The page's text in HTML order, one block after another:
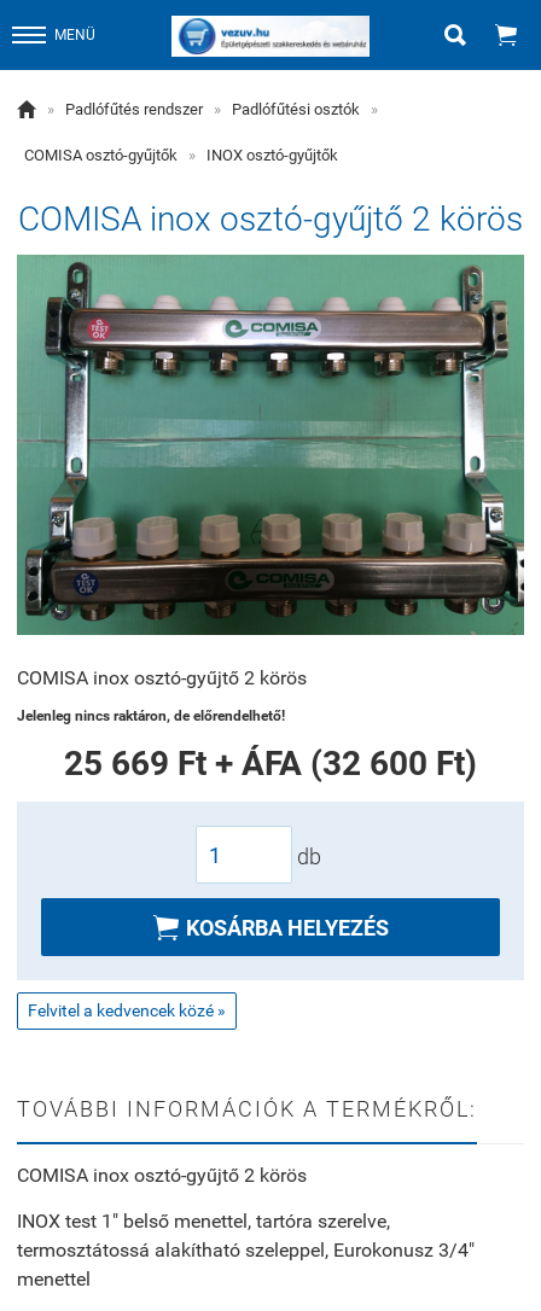
MENÜ  
 » Padlófűtés rendszer » Padlófűtési osztók »
COMISA osztó-gyűjtők » INOX osztó-gyűjtők
COMISA inox osztó-gyűjtő 2 körös
COMISA inox osztó-gyűjtő 2 körös
Jelenleg nincs raktáron, de előrendelhető!
25 669 Ft + ÁFA (32 600 Ft)
db
 KOSÁRBA HELYEZÉS
Felvitel a kedvencek közé »
TOVÁBBI INFORMÁCIÓK A TERMÉKRŐL:
COMISA inox osztó-gyűjtő 2 körös
INOX test 1" belső menettel, tartóra szerelve,
termosztátossá alakítható szeleppel, Eurokonusz 3/4"
menettel